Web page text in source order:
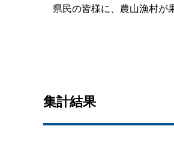
県民の皆様に、農山漁村が
集計結果